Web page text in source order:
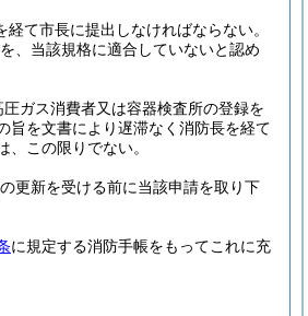
て市長に提出しなければならない。
、当該規格に適合していないと認め
ガス消費者又は容器検査所の登録を
旨を文書により遅滞なく消防長を経て
この限りでない。
更新を受ける前に当該申請を取り下
に規定する消防手帳をもってこれに充